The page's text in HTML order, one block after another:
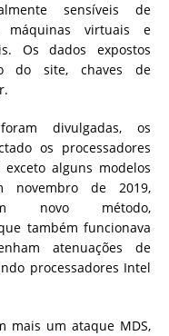
sensíveis de
máquinas virtuais e
Os dados expostos
do site, chaves de
divulgadas, os
os processadores
alguns modelos
novembro de 2019,
novo método,
também funcionava
atenuações de
processadores Intel
mais um ataque MDS,